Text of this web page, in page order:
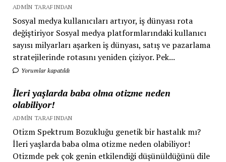
ADMIN TARAFINDAN
Sosyal medya kullanıcıları artıyor, iş dünyası rota
değiştiriyor Sosyal medya platformlarındaki kullanıcı
sayısı milyarları aşarken iş dünyası, satış ve pazarlama
stratejilerinde rotasını yeniden çiziyor. Pek...
Yorumlar kapatıldı
İleri yaşlarda baba olma otizme neden
olabiliyor!
ADMIN TARAFINDAN
Otizm Spektrum Bozukluğu genetik bir hastalık mı?
İleri yaşlarda baba olma otizme neden olabiliyor!
Otizmde pek çok genin etkilendiği düşünüldüğünü dile